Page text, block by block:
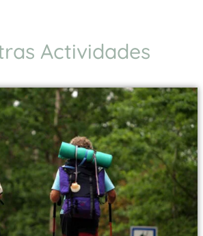
Actividades